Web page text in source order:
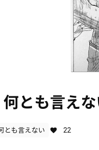
とも言えな
とも言えない 22